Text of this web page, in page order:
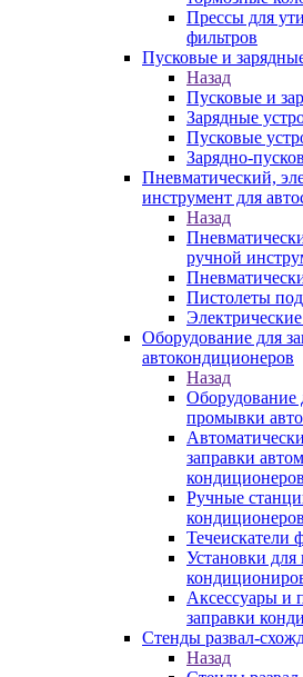
Прессы для
фильтров
Пусковые и
Назад
Пусковые и
Зарядные
Пусковые
Зарядно-
Пневматический,
инструмент для
Назад
ручной
Пистолеты
Оборудование для
автокондиционеров
Назад
Оборудование
промывки
заправки
кондиционеров
Ручные
Течеискатели
Установки
Аксессуары и
заправки
Стенды развал-
Назад